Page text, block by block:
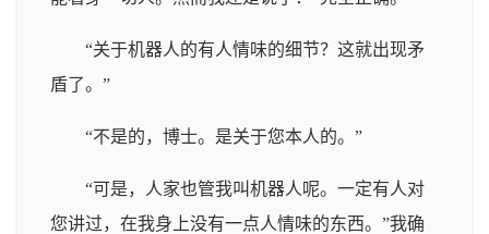
“关于机器人的有人情味的细节？这就出现矛
盾了。”
“不是的，博士。是关于您本人的。”
“可是，人家也管我叫机器人呢。一定有人对
您讲过，在我身上没有一点人情味的东西。”我确